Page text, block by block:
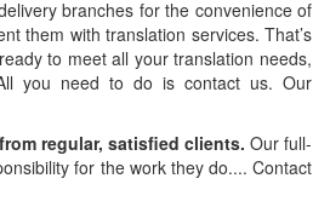
branches for the convenience of
them with translation services. That’s
to meet all your translation needs,
you need to do is contact us. Our
regular, satisfied clients. Our full-
for the work they do.... Contact